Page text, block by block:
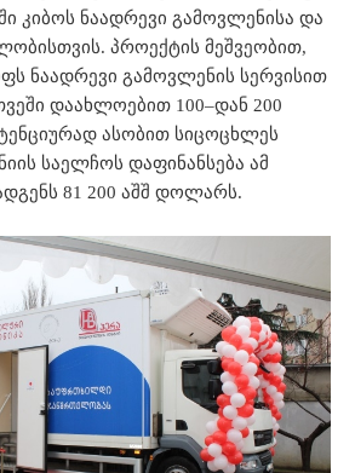
კიბოს ნაადრევი გამოვლენისა და
პროექტის მეშვეობით,
ნაადრევი გამოვლენის სერვისით
დაახლოებით 100–დან 200
ასობით სიცოცხლეს
საელჩოს დაფინანსება ამ
81 200 აშშ დოლარს.